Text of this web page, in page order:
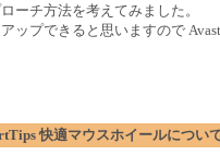
ーチ方法を考えてみました。
ップできると思いますので
快適マウスホイールについ